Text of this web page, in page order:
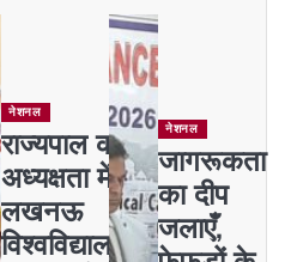
नेशनल
राज्यपाल की
अध्यक्षता में
लखनऊ
विश्वविद्यालय
नेशनल
जागरूकता
का दीप
जलाएँ,